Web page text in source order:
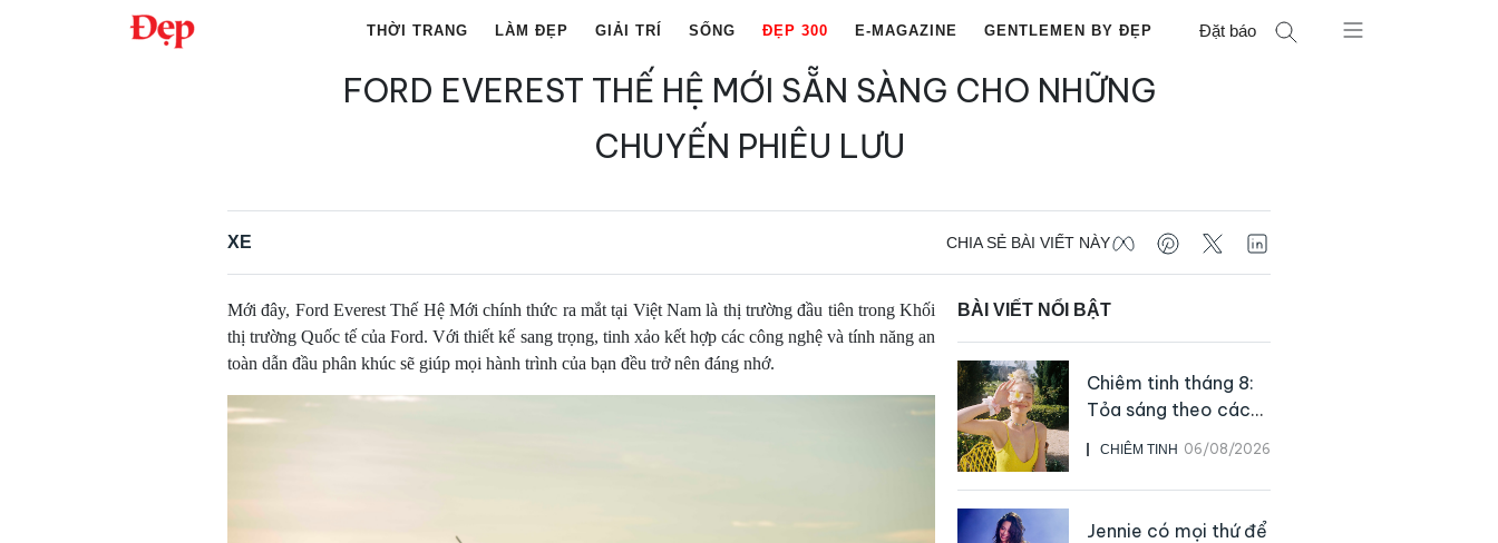
THỜI TRANG LÀM ĐẸP GIẢI TRÍ SỐNG ĐẸP 300 E-MAGAZINE GENTLEMEN BY ĐẸP Đặt báo
FORD EVEREST THẾ HỆ MỚI SẴN SÀNG CHO NHỮNG
CHUYẾN PHIÊU LƯU
XE CHIA SẺ BÀI VIẾT NÀY
Mới đây, Ford Everest Thế Hệ Mới chính thức ra mắt tại Việt Nam là thị trường đầu tiên trong Khối
thị trường Quốc tế của Ford. Với thiết kế sang trọng, tinh xảo kết hợp các công nghệ và tính năng an
toàn dẫn đầu phân khúc sẽ giúp mọi hành trình của bạn đều trở nên đáng nhớ.
BÀI VIẾT NỔI BẬT
CHIÊM TINH 06/08/2026
Chiêm tinh tháng 8:
Tỏa sáng theo cách
của chính mình
Jennie có mọi thứ để